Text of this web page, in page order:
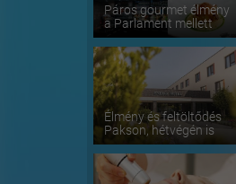
Páros gourmet élmény
a Parlament mellett
Élmény és feltöltődés
Pakson, hétvégén is